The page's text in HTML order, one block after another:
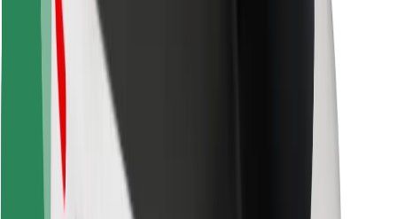
ლოკაციები
ქალაქი უკეთესობისკენ
აეროპორტები
Bolt-ის დასატენი სადგური
მხარდაჭერა
მგზავრებისთვის